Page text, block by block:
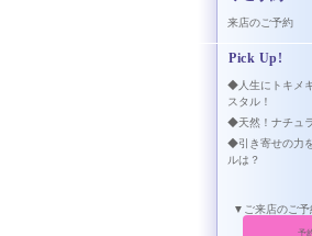
来店のご予約
Pick Up!
◆人生にトキメ
スタル！
◆天然！ナチュ
◆引き寄せの力
ルは？
▼ご来店のご
予